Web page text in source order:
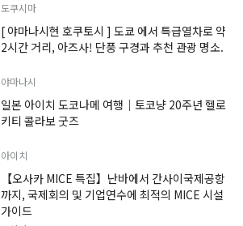
도쿠시마
[ 야마나시현 호쿠토시 ] 도쿄 에서 특급열차로 약
2시간 거리, 아즈사! 단풍 구경과 추천 관광 명소.
야마나시
일본 아이치 도코나메 여행｜토코냥 20주년 헬로
키티 콜라보 굿즈
아이치
【오사카 MICE 특집】난바에서 간사이국제공항
까지, 국제회의 및 기업연수에 최적의 MICE 시설
가이드